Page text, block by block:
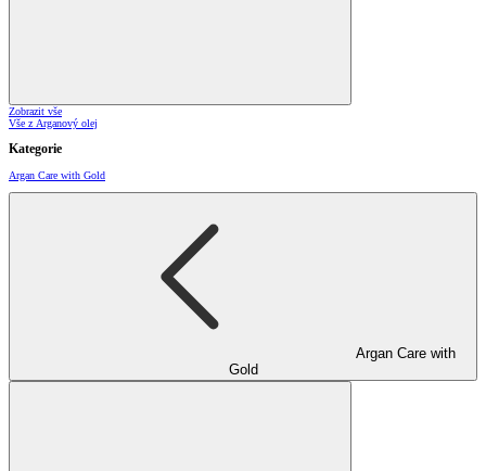
Zobrazit vše
Vše z Arganový olej
Kategorie
Argan Care with Gold
Argan Care with
Gold